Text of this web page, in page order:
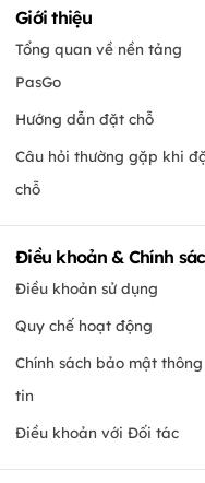
Giới thiệu
Tổng quan về nền tảng
PasGo
Hướng dẫn đặt chỗ
Câu hỏi thường gặp khi
chỗ
Điều khoản & Chính
Điều khoản sử dụng
Quy chế hoạt động
Chính sách bảo mật thông
tin
Điều khoản với Đối tác